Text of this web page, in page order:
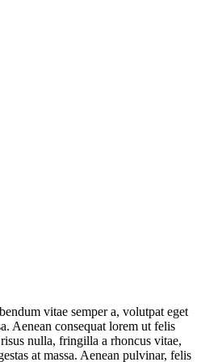
vitae semper a, volutpat eget
Aenean consequat lorem ut felis
nulla, fringilla a rhoncus vitae,
at massa. Aenean pulvinar, felis